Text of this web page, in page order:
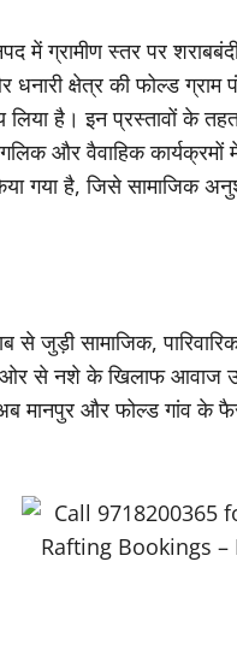
में ग्रामीण स्तर पर
धनारी क्षेत्र की फोल्ड
लिया है। इन प्रस्तावों के
और वैवाहिक
गया है, जिसे सामाजिक
से जुड़ी सामाजिक,
से नशे के खिलाफ आवाज
मानपुर और फोल्ड गांव के